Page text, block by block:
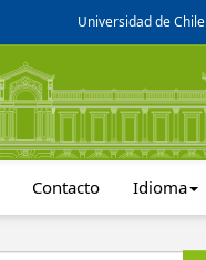
Universidad de Chile
Contacto Idioma